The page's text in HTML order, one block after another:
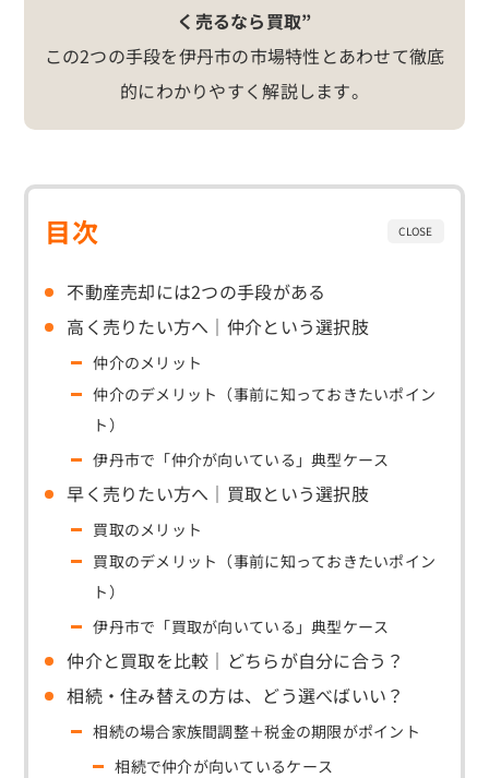
く売るなら買取”
この2つの手段を伊丹市の市場特性とあわせて徹底
的にわかりやすく解説します。
目次
不動産売却には2つの手段がある
高く売りたい方へ｜仲介という選択肢
仲介のメリット
仲介のデメリット（事前に知っておきたいポイン
ト）
伊丹市で「仲介が向いている」典型ケース
早く売りたい方へ｜買取という選択肢
買取のメリット
買取のデメリット（事前に知っておきたいポイン
ト）
伊丹市で「買取が向いている」典型ケース
仲介と買取を比較｜どちらが自分に合う？
相続・住み替えの方は、どう選べばいい？
相続の場合家族間調整＋税金の期限がポイント
相続で仲介が向いているケース